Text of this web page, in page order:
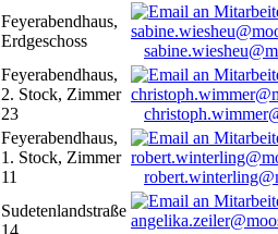
Feyerabendhaus,
Erdgeschoss
Feyerabendhaus,
2. Stock, Zimmer
23
Feyerabendhaus,
1. Stock, Zimmer
11
Sudetenlandstraße
14